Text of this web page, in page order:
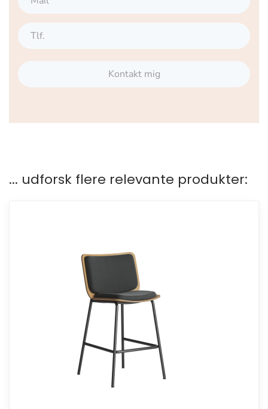
Kontakt mig
... udforsk flere relevante produkter: